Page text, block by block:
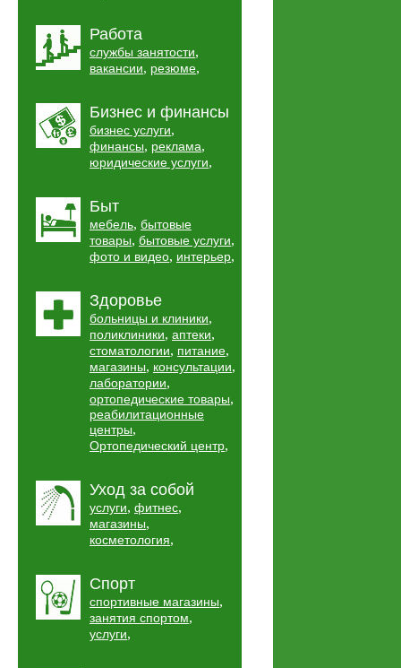
Работа
службы занятости,
вакансии, резюме,
Бизнес и финансы
бизнес услуги,
финансы, реклама,
юридические услуги,
Быт
мебель, бытовые
товары, бытовые услуги,
фото и видео, интерьер,
Здоровье
больницы и клиники,
поликлиники, аптеки,
стоматологии, питание,
магазины, консультации,
лаборатории,
ортопедические товары,
реабилитационные
центры,
Ортопедический центр,
Уход за собой
услуги, фитнес,
магазины,
косметология,
Спорт
спортивные магазины,
занятия спортом,
услуги,